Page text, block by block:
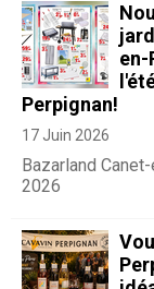
Perpignan!
17 Juin 2026
Bazarland
2026